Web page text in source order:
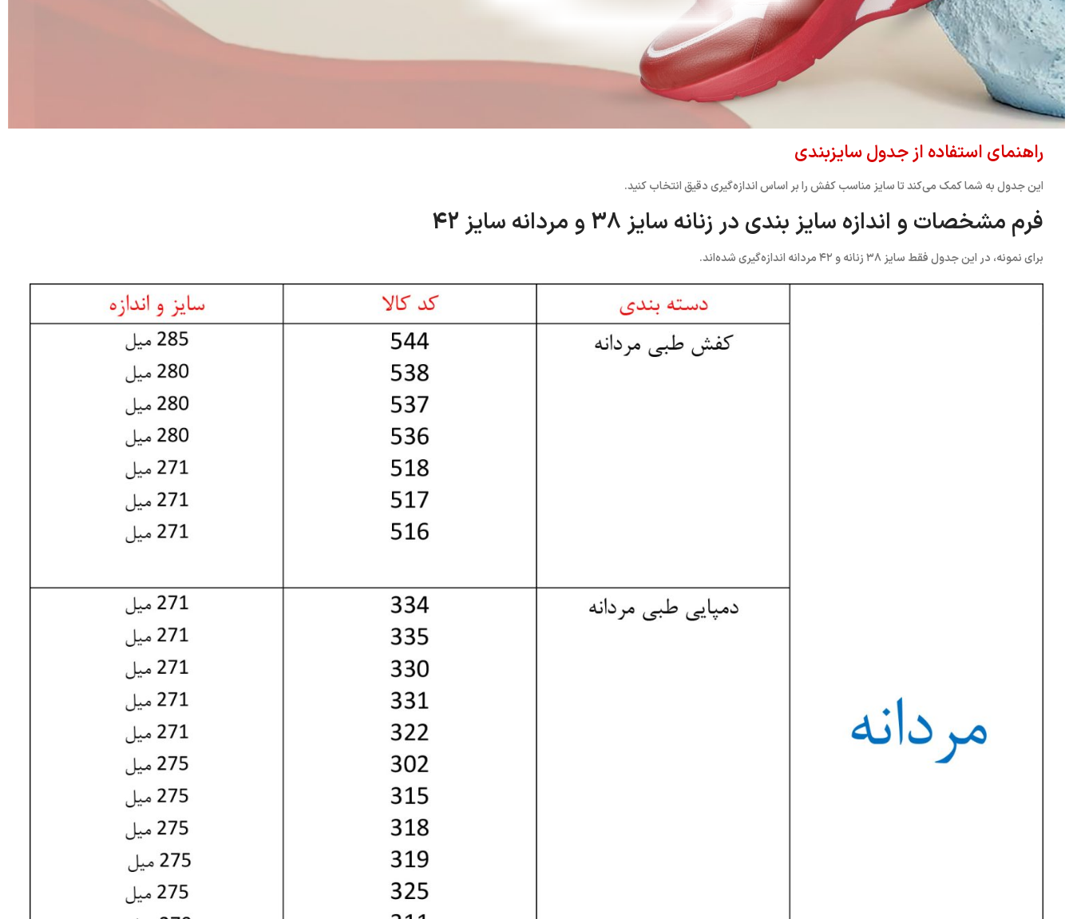
راهنمای استفاده از جدول سایزبندی
این جدول به شما کمک می‌کند تا سایز مناسب کفش را بر اساس اندازه‌گیری دقیق انتخاب کنید.
فرم مشخصات و اندازه سایز بندی در زنانه سایز 38 و مردانه سایز 42
برای نمونه، در این جدول فقط سایز ۳۸ زنانه و ۴۲ مردانه اندازه‌گیری شده‌اند.